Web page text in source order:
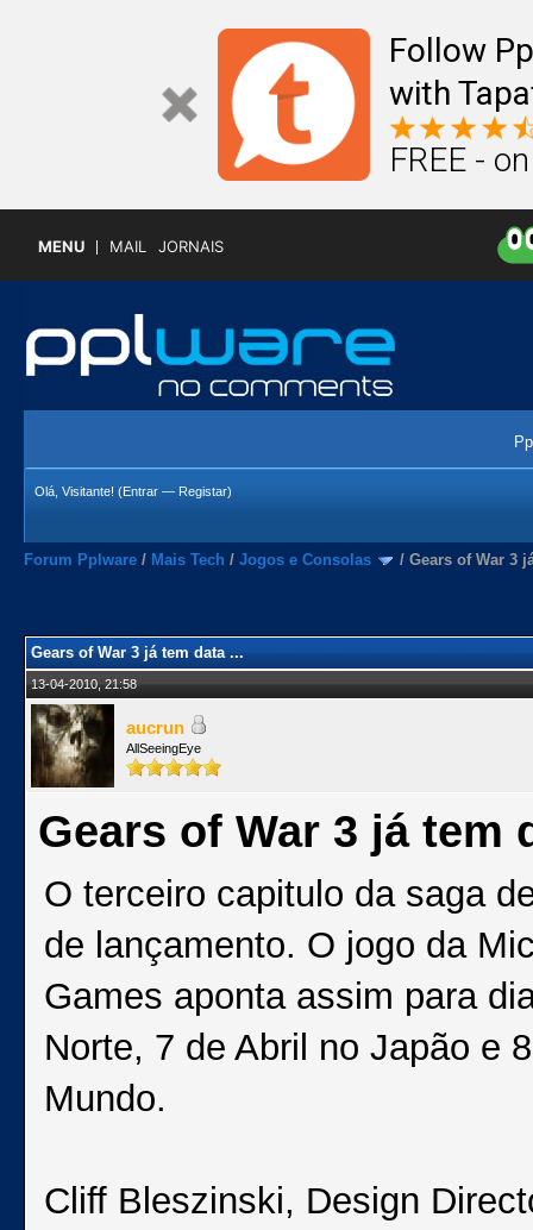
Follow
with
FREE -
MENU MAIL JORNAIS
Olá, Visitante! (Entrar — Registar)
Forum Pplware / Mais Tech / Jogos e Consolas / Gears of War 3
Gears of War 3 já tem data ...
13-04-2010, 21:58
aucrun
AllSeeingEye
Gears of War 3 já tem
O terceiro capitulo da saga
de lançamento. O jogo da
Games aponta assim para
Norte, 7 de Abril no Japão e
Mundo.
Cliff Bleszinski, Design